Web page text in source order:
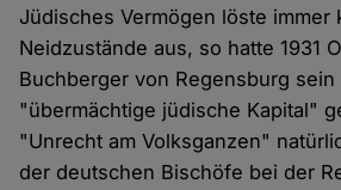
Jüdisches Vermögen löste immer
Neidzustände aus, so hatte 1931
Buchberger von Regensburg sein
"übermächtige jüdische Kapital"
"Unrecht am Volksganzen"
der deutschen Bischöfe bei der